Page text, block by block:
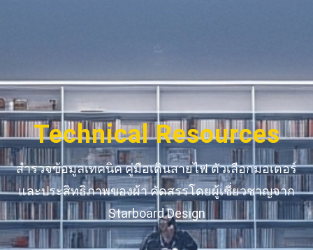
Technical Resources
สำรวจข้อมูลเทคนิค คู่มือเดินสายไฟ ตัวเลือกมอเตอร์
และประสิทธิภาพของผ้า คัดสรรโดยผู้เชี่ยวชาญจาก
Starboard Design